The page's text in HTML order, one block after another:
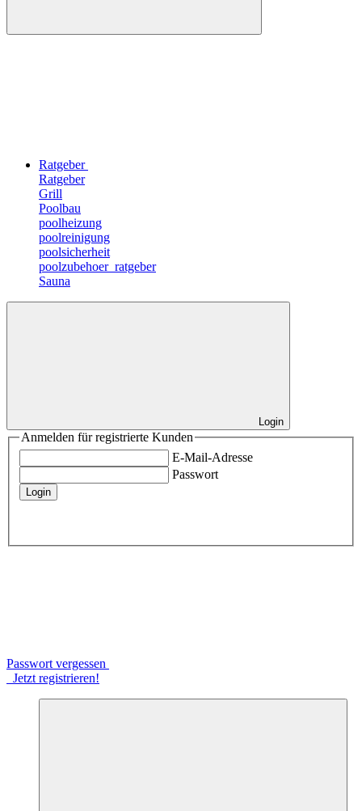
Ratgeber
Ratgeber
Grill
Poolbau
poolheizung
poolreinigung
poolsicherheit
poolzubehoer_ratgeber
Sauna
Login
Anmelden für registrierte Kunden
E-Mail-Adresse
Passwort
Login
Passwort vergessen
Jetzt registrieren!